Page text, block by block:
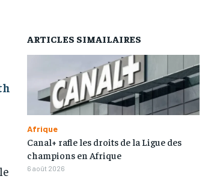
COMMUNIQUÉ
DIVERS
MONDE
OPPORTUNITÉ
COMMUNIQUÉ
DIVERS
MONDE
OPPORTUNITÉ
COMMUNIQUÉ
DIVERS
MONDE
OPPORTUNITÉ
COMMUNIQUÉ
DIVERS
MONDE
OPPORTUNITÉ
ARTICLES SIMAILAIRES
Afrique
Canal+ rafle les droits de la Ligue des
champions en Afrique
6 août 2026